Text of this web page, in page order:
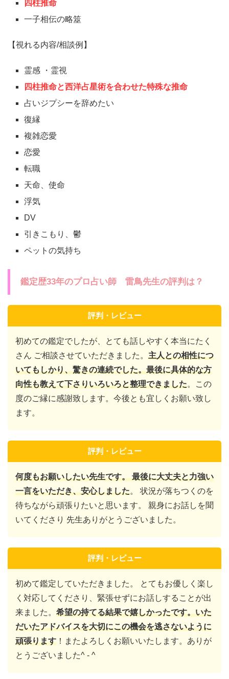
四柱推命
一子相伝の略筮
【視れる内容/相談例】
霊感 ・霊視
四柱推命と西洋占星術を合わせた特殊な推命
占いジプシーを辞めたい
復縁
複雑恋愛
恋愛
転職
天命、使命
浮気
DV
引きこもり、鬱
ペットの気持ち
鑑定歴33年のプロ占い師 雷鳥先生の評判は？
評判・レビュー
初めての鑑定でしたが、とても話しやすく本当にたく
さん ご相談させていただきました。 主人との相性につ
いてもしかり、驚きの連続でした。最後に具体的な方
向性も教えて下さりいろいろと整理できました。この
度のご縁に感謝致します。今後とも宜しくお願い致し
ます。
評判・レビュー
何度もお願いしたい先生です。 最後に大丈夫と力強い
一言をいただき、安心しました。 状況が落ちつくのを
待ちながら頑張りたいと思います。 親身にお話しを聞
いてくださり 先生ありがとうございました。
評判・レビュー
初めて鑑定していただきました。 とてもお優しく楽し
く対応してくださり、緊張せずにお話しすることが出
来ました。 希望の持てる結果で嬉しかったです。いた
だいたアドバイスを大切にこの機会を逃さないように
頑張ります ！またよろしくお願いいたします。ありが
とうございました^ - ^